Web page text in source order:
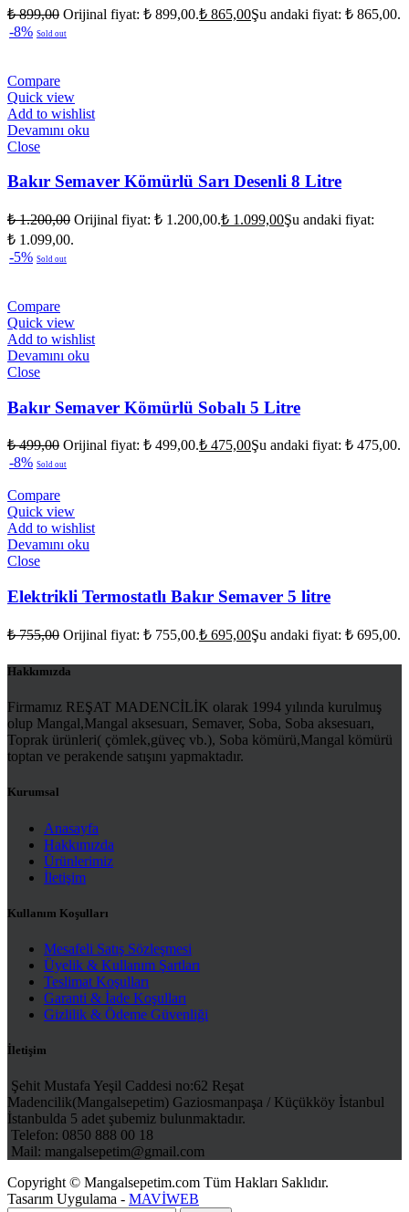
₺899,00 Orijinal fiyat: ₺ 899,00.₺ 865,00Şu andaki fiyat: ₺ 865,00.
-8% Sold out
Compare
Quick view
Add to wishlist
Devamını oku
Close
Bakır Semaver Kömürlü Sarı Desenli 8 Litre
₺1.200,00 Orijinal fiyat: ₺ 1.200,00.₺ 1.099,00Şu andaki fiyat:
₺ 1.099,00.
-5% Sold out
Compare
Quick view
Add to wishlist
Devamını oku
Close
Bakır Semaver Kömürlü Sobalı 5 Litre
₺499,00 Orijinal fiyat: ₺ 499,00.₺ 475,00Şu andaki fiyat: ₺ 475,00.
-8% Sold out
Compare
Quick view
Add to wishlist
Devamını oku
Close
Elektrikli Termostatlı Bakır Semaver 5 litre
₺755,00 Orijinal fiyat: ₺ 755,00.₺ 695,00Şu andaki fiyat: ₺ 695,00.
Hakkımızda
Firmamız REŞAT MADENCİLİK olarak 1994 yılında kurulmuş
olup Mangal,Mangal aksesuarı, Semaver, Soba, Soba aksesuarı,
Toprak ürünleri( çömlek,güveç vb.), Soba kömürü,Mangal kömürü
toptan ve perakende satışını yapmaktadır.
Kurumsal
Anasayfa
Hakkımızda
Ürünlerimiz
İletişim
Kullanım Koşulları
Mesafeli Satış Sözleşmesi
Üyelik & Kullanım Şartları
Teslimat Koşulları
Garanti & İade Koşulları
Gizlilik & Ödeme Güvenliği
İletişim
Şehit Mustafa Yeşil Caddesi no:62 Reşat
Madencilik(Mangalsepetim) Gaziosmanpaşa / Küçükköy İstanbul
İstanbulda 5 adet şubemiz bulunmaktadır.
Telefon: 0850 888 00 18
Mail: mangalsepetim@gmail.com
Copyright © Mangalsepetim.com Tüm Hakları Saklıdır.
Tasarım Uygulama - MAVİWEB